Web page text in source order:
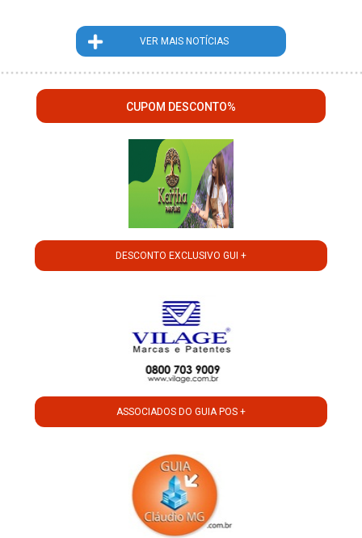
VER MAIS NOTÍCIAS
CUPOM DESCONTO%
DESCONTO EXCLUSIVO GUI +
ASSOCIADOS DO GUIA POS +